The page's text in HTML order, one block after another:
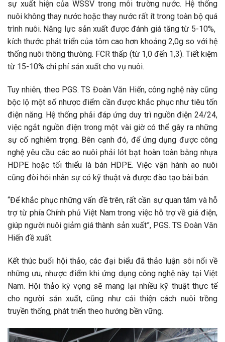
sự xuất hiện của WSSV trong môi trường nước. Hệ thống
nuôi không thay nước hoặc thay nước rất ít trong toàn bộ quá
trình nuôi. Năng lực sản xuất được đánh giá tăng từ 5-10%,
kích thước phát triển của tôm cao hơn khoảng 2,0g so với hệ
thống nuôi thông thường. FCR thấp (từ 1,0 đến 1,3). Tiết kiệm
từ 15-10% chi phí sản xuất cho vụ nuôi.
Tuy nhiên, theo PGS. TS Đoàn Văn Hiến, công nghệ này cũng
bộc lộ một số nhược điểm cần được khắc phục như tiêu tốn
điện năng. Hệ thống phải đáp ứng duy trì nguồn điện 24/24,
việc ngắt nguồn điện trong một vài giờ có thể gây ra những
sự cố nghiêm trọng. Bên cạnh đó, để ứng dụng được công
nghệ yêu cầu các ao nuôi phải lót bạt hoàn toàn bằng nhựa
HDPE hoặc tối thiểu là bán HDPE. Việc vận hành ao nuôi
cũng đòi hỏi nhân sự có kỹ thuật và được đào tạo bài bản.
“Để khắc phục những vấn đề trên, rất cần sự quan tâm và hỗ
trợ từ phía Chính phủ Việt Nam trong việc hỗ trợ về giá điện,
giúp người nuôi giảm giá thành sản xuất”, PGS. TS Đoàn Văn
Hiến đề xuất.
Kết thúc buổi hội thảo, các đại biểu đã thảo luận sôi nổi về
những ưu, nhược điểm khi ứng dụng công nghệ này tại Việt
Nam. Hội thảo kỳ vọng sẽ mang lại nhiều kỹ thuật thực tế
cho người sản xuất, cũng như cải thiện cách nuôi trồng
truyền thống, phát triển theo hướng bền vững.